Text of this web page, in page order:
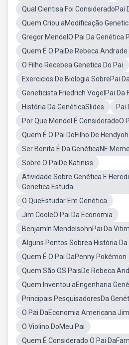
Qual Cientisa Foi ConsideradoPai
Quem Criou aModificação
Gregor MendelO Pai Da Genética
Quem É O PaiDe Rebeca Andrade
O Filho Recebea Genetica Do Pai
Exercicios De Biologia SobrePai
Geneticista Friedrich VogelPai Da
História Da GenéticaSlides
Pai
Por Que Mendel É ConsideradoO
Quem É O Pai DoFilho De
Ser Bonita É Da GenéticaNE Meme
Sobre O PaiDe Katiniss
Atividade Sobre Genética E
Genetica Estuda
O QueEstudar Em Genética
Jim CooleO Pai Da Economia
Benjamín MendelsohnPai Da
Alguns Pontos Sobrea História
Quem É O Pai DaPenny Pokémon
Quem São OS PaisDe Rebeca
Quem Inventou aEngenharia
Principais PesquisadoresDa
O Pai DaEconomia Americana
O Violino DoMeu Pai
Quem É Considerado O Pai